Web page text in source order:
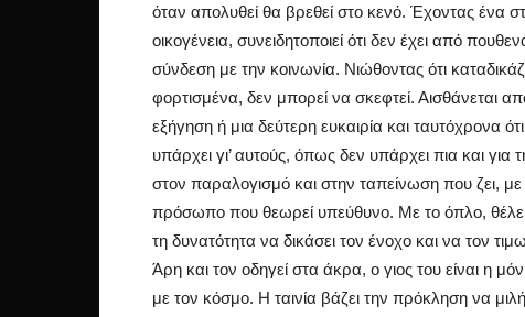
όταν απολυθεί θα βρεθεί στο κενό. Έχοντας ένα
οικογένεια, συνειδητοποιεί ότι δεν έχει από
σύνδεση με την κοινωνία. Νιώθοντας ότι
φορτισμένα, δεν μπορεί να σκεφτεί. Αισθάνεται
εξήγηση ή μια δεύτερη ευκαιρία και ταυτόχρονα
υπάρχει γι’ αυτούς, όπως δεν υπάρχει πια και
στον παραλογισμό και στην ταπείνωση που ζει,
πρόσωπο που θεωρεί υπεύθυνο. Με το όπλο, θέλει
τη δυνατότητα να δικάσει τον ένοχο και να τον
Άρη και τον οδηγεί στα άκρα, ο γιος του είναι η
με τον κόσμο. Η ταινία βάζει την πρόκληση να